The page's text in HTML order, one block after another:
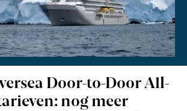
Door-to-Door All-
nog meer